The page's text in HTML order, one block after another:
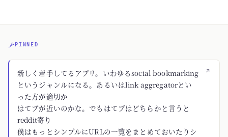
PINNED
↗
新しく着手してるアプリ。いわゆるsocial bookmarking
というジャンルになる。あるいはlink aggregatorとい
った方が適切か
はてブが近いのかな。でもはてブはどちらかと言うと
reddit寄り
僕はもっとシンプルにURLの一覧をまとめておいたりシ